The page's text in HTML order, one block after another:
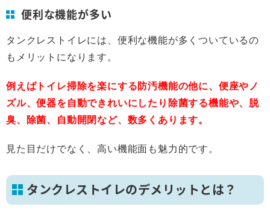
便利な機能が多い
タンクレストイレには、便利な機能が多くついているの
もメリットになります。
例えばトイレ掃除を楽にする防汚機能の他に、便座やノ
ズル、便器を自動できれいにしたり除菌する機能や、脱
臭、除菌、自動開閉など、数多くあります。
見た目だけでなく、高い機能面も魅力的です。
タンクレストイレのデメリットとは？